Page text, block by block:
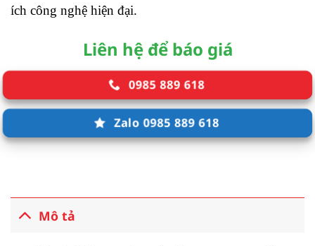
ích công nghệ hiện đại.
Liên hệ để báo giá
0985 889 618
Zalo 0985 889 618
Mô tả